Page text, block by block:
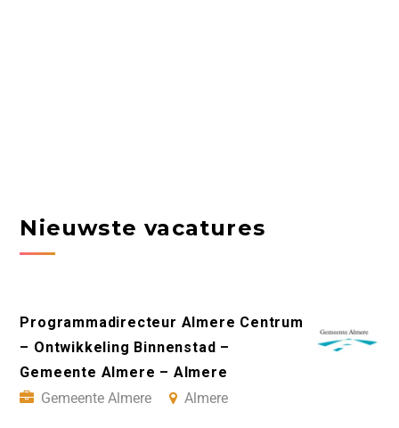
Nieuwste vacatures
Programmadirecteur Almere Centrum
– Ontwikkeling Binnenstad –
Gemeente Almere – Almere
Gemeente Almere
Almere